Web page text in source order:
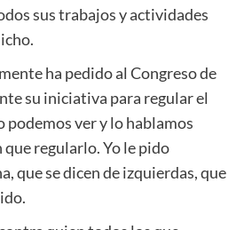
sus trabajos y actividades
ha pedido al Congreso de
su iniciativa para regular el
podemos ver y lo hablamos
regularlo. Yo le pido
que se dicen de izquierdas, que